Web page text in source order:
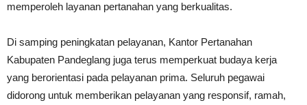
memperoleh layanan pertanahan yang berkualitas.
Di samping peningkatan pelayanan, Kantor Pertanahan
Kabupaten Pandeglang juga terus memperkuat budaya kerja
yang berorientasi pada pelayanan prima. Seluruh pegawai
didorong untuk memberikan pelayanan yang responsif, ramah,